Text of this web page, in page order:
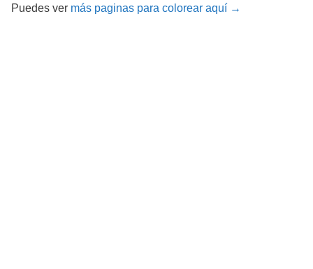
Puedes ver más paginas para colorear aquí →